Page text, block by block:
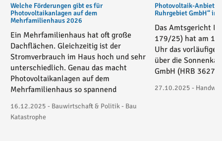
Welche Förderungen gibt es für
Photovoltaikanlagen auf dem
Mehrfamilienhaus 2026
Ein Mehrfamilienhaus hat oft große
Dachflächen. Gleichzeitig ist der
Stromverbrauch im Haus hoch und sehr
unterschiedlich. Genau das macht
Photovoltaikanlagen auf dem
Mehrfamilienhaus so spannend
16.12.2025 - Bauwirtschaft & Politik - Bau
Katastrophe
Photovoltaik-Anbieter
Ruhrgebiet GmbH“ in
Das Amtsgericht
179/25) hat am
Uhr das vorläufige
über die
GmbH (HRB
27.10.2025 -